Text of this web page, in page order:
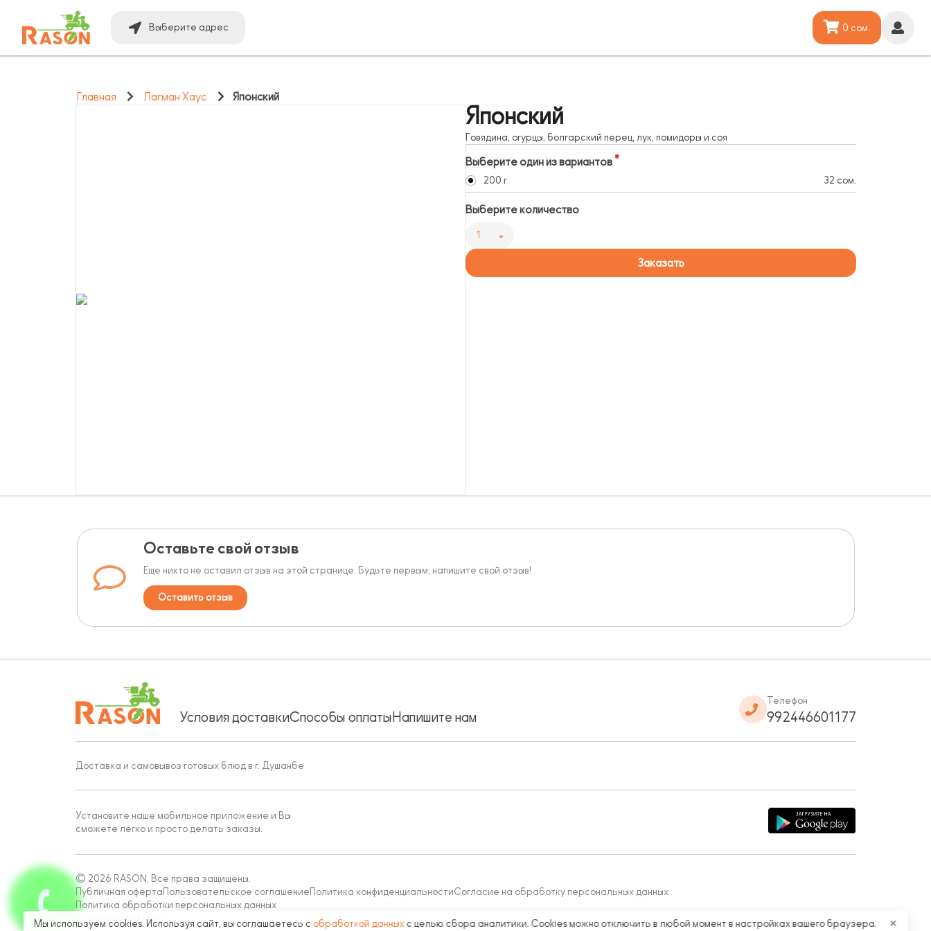
Выберите адрес 0 сом.
Главная Лагман Хаус Японский
Японский
Говядина, огурцы, болгарский перец, лук, помидоры и соя
Выберите один из вариантов
200 г 32 сом.
Выберите количество
1
Заказать
Оставьте свой отзыв
Еще никто не оставил отзыв на этой странице. Будьте первым, напишите свой отзыв!
Оставить отзыв
Условия доставкиСпособы оплатыНапишите нам
Телефон
992446601177
Доставка и самовывоз готовых блюд в г. Душанбе
Установите наше мобильное приложение и Вы
сможете легко и просто делать заказы.
© 2026 RASON. Все права защищены.
Публичная оферта Пользовательское соглашение Политика конфиденциальностиСогласие на обработку персональных данных
Политика обработки персональных данных
Работает на Moba
Мы используем cookies. Используя сайт, вы соглашаетесь с обработкой данных с целью сбора аналитики. Cookies можно отключить в любой момент в настройках вашего браузера. ✕